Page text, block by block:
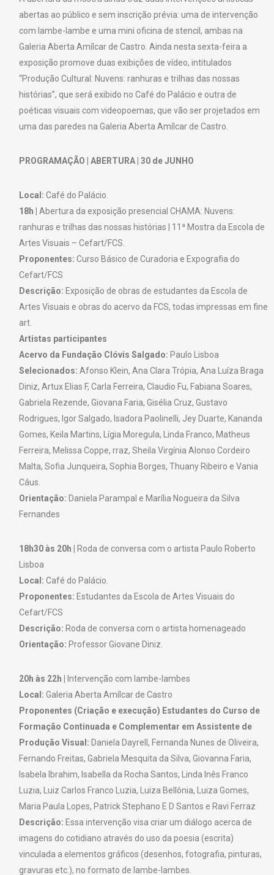
abertas ao público e sem inscrição prévia: uma de intervenção
com lambe-lambe e uma mini oficina de stencil, ambas na
Galeria Aberta Amílcar de Castro. Ainda nesta sexta-feira a
exposição promove duas exibições de vídeo, intitulados
“Produção Cultural: Nuvens: ranhuras e trilhas das nossas
histórias”, que será exibido no Café do Palácio e outra de
poéticas visuais com videopoemas, que vão ser projetados em
uma das paredes na Galeria Aberta Amílcar de Castro.
PROGRAMAÇÃO | ABERTURA | 30 de JUNHO
Local: Café do Palácio.
18h |
Abertura da exposição presencial CHAMA: Nuvens:
ranhuras e trilhas das nossas histórias | 11ª Mostra da Escola de
Artes Visuais – Cefart/FCS.
Proponentes: Curso Básico de Curadoria e Expografia do
Cefart/FCS
Descrição: Exposição de obras de estudantes da Escola de
Artes Visuais e obras do acervo da FCS, todas impressas em fine
art.
Artistas participantes
Acervo da Fundação Clóvis Salgado: Paulo Lisboa
Selecionados: Afonso Klein, Ana Clara Trópia, Ana Luíza Braga
Diniz, Artux Elias F, Carla Ferreira, Claudio Fu, Fabiana Soares,
Gabriela Rezende, Giovana Faria, Gisélia Cruz, Gustavo
Rodrigues, Igor Salgado, Isadora Paolinelli, Jey Duarte, Kananda
Gomes, Keila Martins, Lígia Moregula, Linda Franco, Matheus
Ferreira, Melissa Coppe, rraz, Sheila Virgínia Alonso Cordeiro
Malta, Sofia Junqueira, Sophia Borges, Thuany Ribeiro e Vania
Cáus.
Orientação: Daniela Parampal e Marília Nogueira da Silva
Fernandes
18h30 às 20h |
Roda de conversa com o artista Paulo Roberto
Lisboa
Local: Café do Palácio.
Proponentes: Estudantes da Escola de Artes Visuais do
Cefart/FCS
Descrição: Roda de conversa com o artista homenageado
Orientação: Professor Giovane Diniz.
20h às 22h |
Intervenção com lambe-lambes
Local: Galeria Aberta Amílcar de Castro
Proponentes (Criação e execução) Estudantes do Curso de
Formação Continuada e Complementar em Assistente de
Produção Visual: Daniela Dayrell, Fernanda Nunes de Oliveira,
Fernando Freitas, Gabriela Mesquita da Silva, Giovanna Faria,
Isabela Ibrahim, Isabella da Rocha Santos, Linda Inês Franco
Luzia, Luiz Carlos Franco Luzia, Luiza Bellônia, Luiza Gomes,
Maria Paula Lopes, Patrick Stephano E D Santos e Ravi Ferraz
Descrição: Essa intervenção visa criar um diálogo acerca de
imagens do cotidiano através do uso da poesia (escrita)
vinculada a elementos gráficos (desenhos, fotografia, pinturas,
gravuras etc.), no formato de lambe-lambes.